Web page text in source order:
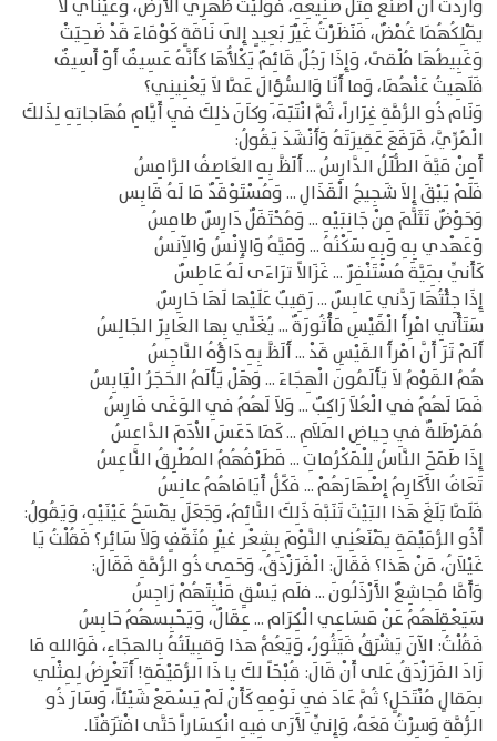
وَأَرَدْتُ أَنْ أَصْنَعَ مِثَلَ صَنِيعِهِ، فَوَلَّيْتُ ظَهْرِي الأَرْضَ، وَعَيْنَاي لاَ
يَمْلِكُهُمَا غُمْضٌ، فَنَظَرْتُ غَيْرَ بَعِيدٍ إِلَى نَاقَةٍ كَوْمَاءَ قَدْ ضَحِيَتْ
وَغَبِيطُهَا مُلْقىً، وَإِذَا رَجُلٌ قَائِمٌ يَكْلأُهَا كأَنَّهُ عَسِيفٌ أَوْ أَسِيفٌ
فَلَهِيتُ عَنْهُمَا، وَما أَنَا وَالسُّؤالَ عَمَّا لاَ يَعْنِينِي؟
وَنَام ذُو الرُّمَّةِ غِرَاراً، ثُمَّ انْتَبَهَ، َوكاَنَ ذلِكَ فِي أَيَّامِ مُهَاجاتِهِ لِذَلكَ
الْمُرِّيَّ، فَرَفَعَ عَقِيرَتَهُ وَأَنْشَدَ يَقُولُ:
أَمِنْ مَيَّةَ الطُّلَلُ الدَّارِسُ ... أَلَظَّ بِهِ العَاصِفُ الرَّامِسُ
فَلَمْ يَبْقَ إِلاَ شَجِيجُ الْقَذَالِ ... وَمُسْتَوْقَدٌ مَا لَهُ قَابِس
وَحَوْضٌ تَثَلَّمَ مِنْ جَانِبَيْهِ ... وَمُحْتَفَلٌ دَارِسٌ طامِسُ
وَعَهْدي بِهِ وَبِهِ سَكْنُهُ ... وَمَيَّهُ وَالإِنْسُ وَالآِنسُ
كَأَنِّي بِمَيَّةَ مُسْتَنْفِرٌ ... غَزَالاً ترَاءَى لَهُ عَاطِسٌ
إِذَا جِئْتُهَا رَدَّنيِ عَابِسٌ ... رَقِيبٌ عَلَيْها لَهَا حَارِسٌ
سَتَأْتِي امْرِأَ الْقَيْسِ مَأْثُورَةٌ ... يُغَنِّي بِها العَابِرَ الجَالِسُ
أَلَمْ تَرَ أَنَّ امْرأَ القَيْسِ قَدْ ... أَلَظَّ بِهِ دَاؤُهُ النَّاجِسُ
هُمُ القَوْمُ لاَ يَأَلَمُونَ الْهِجَاءَ ... وَهَلْ يَأَلَمُ الحَجَرُ الْيَابِسُ
فَمَا لَهُمُ في الْعُلاَ رَاكِبٌ ... وَلاَ لَهُمُ فِي الوَغَى فَارِسُ
مُمَرْطَلةٌ فِي حِياضِ المَلاَمِ ... كَمَا دَعَسَ الاْدَمَ الدَّاعِسُ
إِذَا طَمَحَ النَّاسُ لِلْمَكْرُماتِ ... فَطَرْفُهُمُ المُطْرِقُ النَّاعِسُ
تَعَافُ الأَكَارِمُ إِصْهَارَهُمْ ... فَكًلُّ أَيَامَاهُمُ عانِسُ
فَلَمَّا بَلَغَ هَذا البَيْتَ تَنَبَّهَ ذَلِكَ النَّائِمُ، وَجَعَلَ يَمْسَحُ عَيْنَيْهِ، وَيَقُولُ:
أَذُو الرُّمَيْمَةِ يَمْنَعُنِي النَّوْمَ بِشِعْر غيْرِ مُثَقّفٍ وَلاَ سَائِر؟ فَقُلْتُ يَا
غَيْلاَنُ، مَنْ هَذا؟ فَقَالَ: الْفَرَزْدَقُ، وَحَمِى ذُو الرُّمَّةِ فَقَالَ:
وَأَمَّا مُجاشِعٌ الأَرْذَلُونَ ... فلَم يَسْقِِ مَنْبِتَهُمْ رَاجِسُ
سَيَعْقِلَهُمُ عَنْ مَسَاعِي الْكِرَام ... عِقَالٌ، وَيَحْبِسهُمُ حَابِسُ
فَقُلْتُ: الآنَ يَشْرَقُ فَيَثُورُ، وَيَعُمُّ هذا وَقبِيلَتُهُ بِالهِجَاءِ، فَوَاللهِ مَا
زَادَ الفَرَزْدَقُ عَلى أَنْ قَالَ: قُبْحَاً لكَ يا ذَا الرُّمَيْمَةِ! أَتَعْرِضُ لِمِثْلي
بِمَقالٍ مُنْتَحَلٍ؟ ثُمَّ عَادَ فِي نَوْمِهِ كَأَنْ لَمْ يَسْمَعْ شَيْئاً، وَسَارَ ذُو
الرُّمَّةِ وَسِرْتُ مَعَهُ، وَإِنِّي لأَرَى فِيهِ انْكِسَاراً حَتَّى افْتَرَقْنَا.